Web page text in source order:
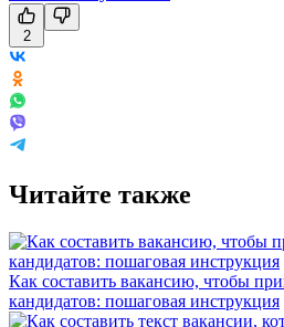
2
Читайте также
Как составить вакансию, чтобы
кандидатов: пошаговая инструкция